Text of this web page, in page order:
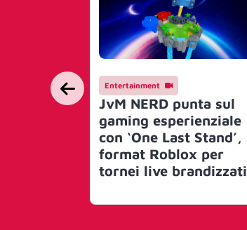
Entertainment
JvM NERD punta sul
gaming esperienziale
con ‘One Last Stand’,
format Roblox per
tornei live brandizzati